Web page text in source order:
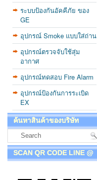
ระบบป้องกันอัคคีภัย ของ
GE
อุปกรณ์ Smoke แบบใส่ถ่าน
อุปกรณ์ตรวจจับใช้สุ่ม
อากาศ
อุปกรณ์ทดสอบ Fire Alarm
อุปกรณ์ป้องกันการระเบิด
EX
ค้นหาสินค้าของบริษัท
SCAN QR CODE LINE @